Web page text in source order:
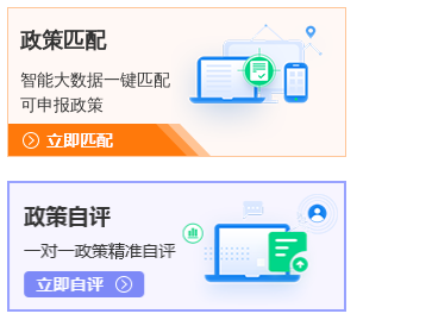
政策匹配
智能大数据一键匹配
可申报政策